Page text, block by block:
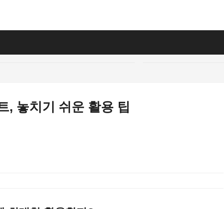
, 놓치기 쉬운 활용 팁